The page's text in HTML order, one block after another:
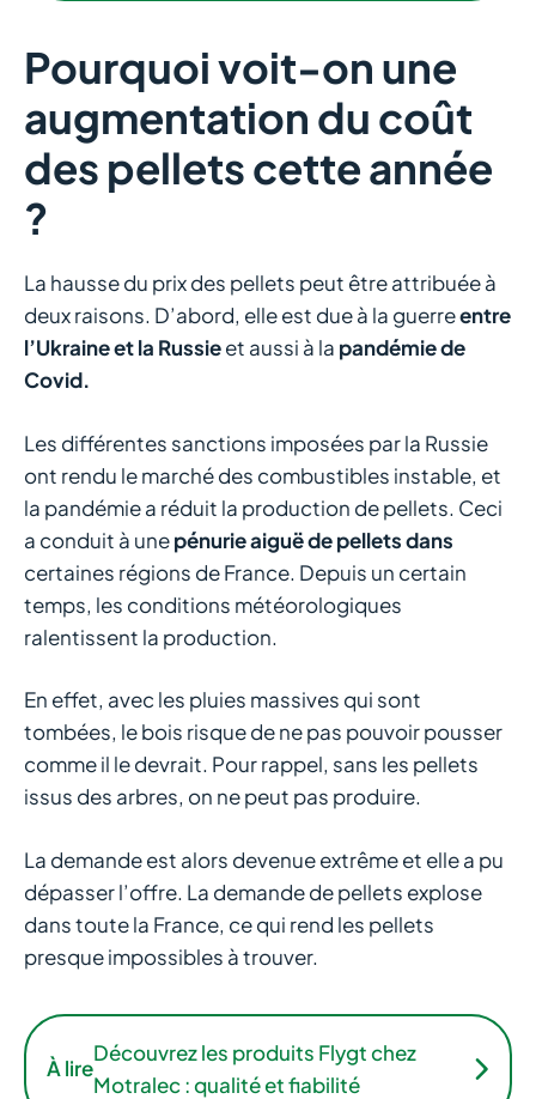
Pourquoi voit-on une
augmentation du coût
des pellets cette année
?
La hausse du prix des pellets peut être attribuée à
deux raisons. D’abord, elle est due à la guerreentre
l’Ukraine et la Russieet aussi à la pandémie de
Covid.
Les différentes sanctions imposées par la Russie
ont rendu le marché des combustibles instable, et
la pandémie a réduit la production de pellets. Ceci
a conduit à unepénurie aiguë de pellets dans
certaines régions de France. Depuis un certain
temps, les conditions météorologiques
ralentissent la production.
En effet, avec les pluies massives qui sont
tombées, le bois risque de ne pas pouvoir pousser
comme il le devrait. Pour rappel, sans les pellets
issus des arbres, on ne peut pas produire.
La demande est alors devenue extrême et elle a pu
dépasser l’offre. La demande de pellets explose
dans toute la France, ce qui rend les pellets
presque impossibles à trouver.
À lire
Découvrez les produits Flygt chez
Motralec : qualité et fiabilité